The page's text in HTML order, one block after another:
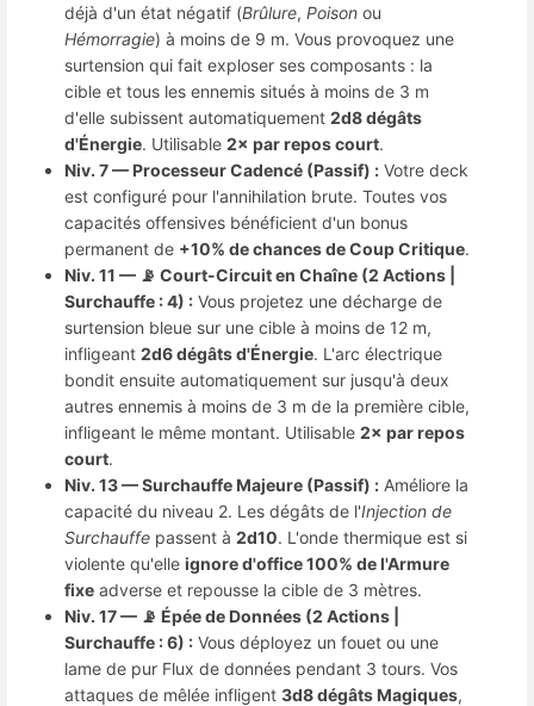
déjà d'un état négatif (Brûlure, Poison ou
Hémorragie) à moins de 9 m. Vous provoquez une
surtension qui fait exploser ses composants : la
cible et tous les ennemis situés à moins de 3 m
d'elle subissent automatiquement 2d8 dégâts
d'Énergie. Utilisable 2× par repos court.
Niv. 7 — Processeur Cadencé (Passif) : Votre deck
est configuré pour l'annihilation brute. Toutes vos
capacités offensives bénéficient d'un bonus
permanent de +10% de chances de Coup Critique.
Niv. 11 — 📡 Court-Circuit en Chaîne (2 Actions |
Surchauffe : 4) : Vous projetez une décharge de
surtension bleue sur une cible à moins de 12 m,
infligeant 2d6 dégâts d'Énergie. L'arc électrique
bondit ensuite automatiquement sur jusqu'à deux
autres ennemis à moins de 3 m de la première cible,
infligeant le même montant. Utilisable 2× par repos
court.
Niv. 13 — Surchauffe Majeure (Passif) : Améliore la
capacité du niveau 2. Les dégâts de l'Injection de
Surchauffe passent à 2d10. L'onde thermique est si
violente qu'elle ignore d'office 100% de l'Armure
fixe adverse et repousse la cible de 3 mètres.
Niv. 17 — 📡 Épée de Données (2 Actions |
Surchauffe : 6) : Vous déployez un fouet ou une
lame de pur Flux de données pendant 3 tours. Vos
attaques de mêlée infligent 3d8 dégâts Magiques,